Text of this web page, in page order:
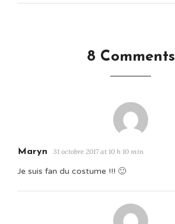
8 Comments
Maryn 31 octobre 2017 at 10 h 10 min
Je suis fan du costume !!! 🙂